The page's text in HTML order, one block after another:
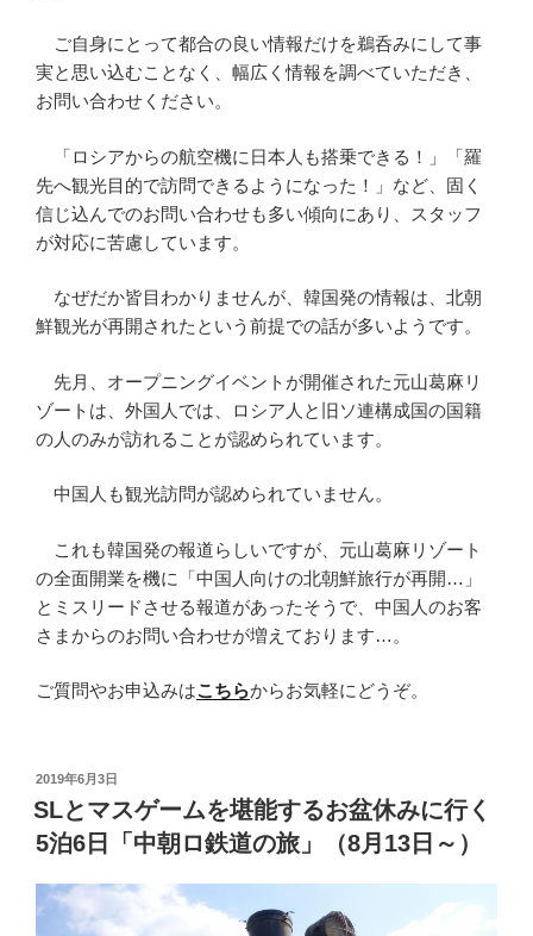
ご自身にとって都合の良い情報だけを鵜呑みにして事
実と思い込むことなく、幅広く情報を調べていただき、
お問い合わせください。
「ロシアからの航空機に日本人も搭乗できる！」「羅
先へ観光目的で訪問できるようになった！」など、固く
信じ込んでのお問い合わせも多い傾向にあり、スタッフ
が対応に苦慮しています。
なぜだか皆目わかりませんが、韓国発の情報は、北朝
鮮観光が再開されたという前提での話が多いようです。
先月、オープニングイベントが開催された元山葛麻リ
ゾートは、外国人では、ロシア人と旧ソ連構成国の国籍
の人のみが訪れることが認められています。
中国人も観光訪問が認められていません。
これも韓国発の報道らしいですが、元山葛麻リゾート
の全面開業を機に「中国人向けの北朝鮮旅行が再開…」
とミスリードさせる報道があったそうで、中国人のお客
さまからのお問い合わせが増えております…。
ご質問やお申込みはこちらからお気軽にどうぞ。
投
稿
日:
2019年6月3日
SLとマスゲームを堪能するお盆休みに行く
5泊6日「中朝ロ鉄道の旅」（8月13日～）